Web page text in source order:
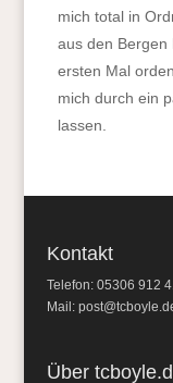
mich total in
aus den Bergen
ersten Mal
mich durch ein
lassen.
Kontakt
Telefon: 05306 912
Mail:
Über